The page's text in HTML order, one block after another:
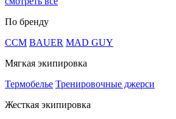
По бренду
CCM BAUER MAD GUY
Мягкая экипировка
Термобелье Тренировочные джерси
Жесткая экипировка